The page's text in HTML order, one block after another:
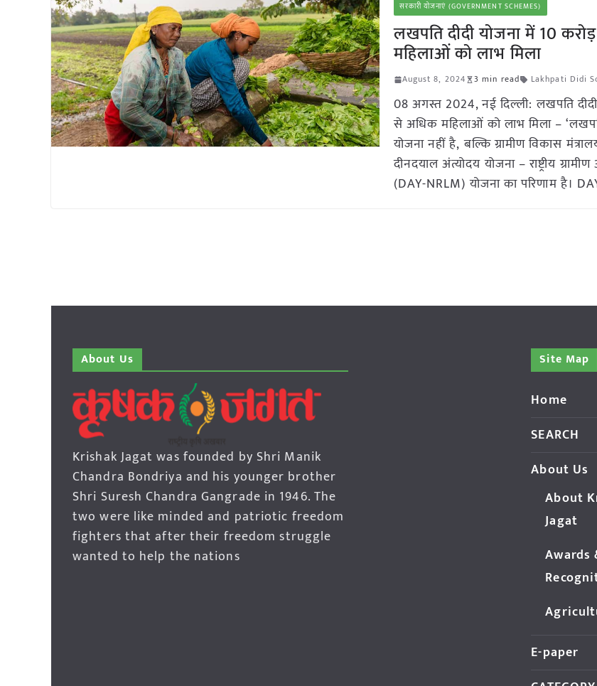
सरकारी योजनाएं (GOVERNMENT SCHEMES)
लखपति दीदी योजना में 10
महिलाओं को लाभ मिला
August 8, 2024 3 min read Lakhpati Didi
08 अगस्त 2024, नई दिल्ली: लखपति
से अधिक महिलाओं को लाभ मिला –
योजना नहीं है, बल्कि ग्रामीण विकास
दीनदयाल अंत्योदय योजना – राष्ट्रीय
(DAY-NRLM) योजना का परिणाम है।
About Us
Krishak Jagat was founded by Shri Manik
Chandra Bondriya and his younger brother
Shri Suresh Chandra Gangrade in 1946. The
two were like minded and patriotic freedom
fighters that after their freedom struggle
wanted to help the nations
Site Map
Home
SEARCH
About Us
About
Jagat
Awards
E-paper